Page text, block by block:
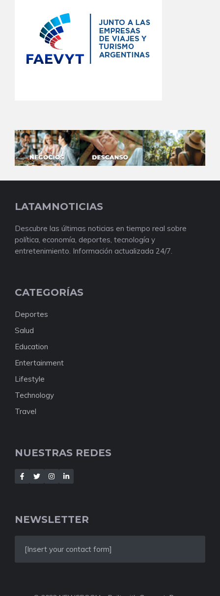
LATAMNOTICIAS
Descubre las últimas noticias en tiempo real sobre
política, economía, deportes, tecnología y
entretenimiento. Información actualizada 24/7.
CATEGORÍAS
Deportes
Salud
Education
Entertainment
Lifestyle
Technology
Travel
NUESTRAS REDES
NEWSLETTER
[Insert your contact form]